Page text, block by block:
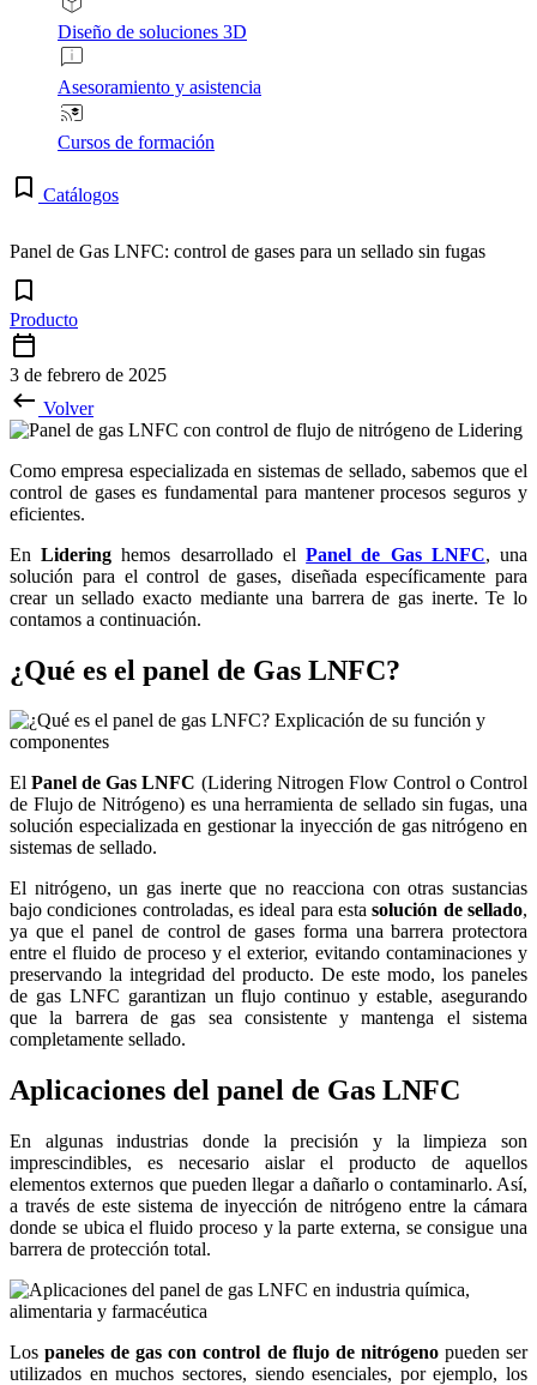
Diseño de soluciones 3D
Asesoramiento y asistencia
Cursos de formación
Catálogos
Panel de Gas LNFC: control de gases para un sellado sin fugas
Producto
3 de febrero de 2025
Volver
Como empresa especializada en sistemas de sellado, sabemos que el
control de gases es fundamental para mantener procesos seguros y
eficientes.
EnLidering hemos desarrollado elPanel de Gas LNFC, una
solución para el control de gases, diseñada específicamente para
crear un sellado exacto mediante una barrera de gas inerte. Te lo
contamos a continuación.
¿Qué es el panel de Gas LNFC?
ElPanel de Gas LNFC (Lidering Nitrogen Flow Control o Control
de Flujo de Nitrógeno) es una herramienta de sellado sin fugas, una
solución especializada en gestionar la inyección de gas nitrógeno en
sistemas de sellado.
El nitrógeno, un gas inerte que no reacciona con otras sustancias
bajo condiciones controladas, es ideal para estasolución de sellado,
ya que el panel de control de gases forma una barrera protectora
entre el fluido de proceso y el exterior, evitando contaminaciones y
preservando la integridad del producto. De este modo, los paneles
de gas LNFC garantizan un flujo continuo y estable, asegurando
que la barrera de gas sea consistente y mantenga el sistema
completamente sellado.
Aplicaciones del panel de Gas LNFC
En algunas industrias donde la precisión y la limpieza son
imprescindibles, es necesario aislar el producto de aquellos
elementos externos que pueden llegar a dañarlo o contaminarlo. Así,
a través de este sistema de inyección de nitrógeno entre la cámara
donde se ubica el fluido proceso y la parte externa, se consigue una
barrera de protección total.
Lospaneles de gas con control de flujo de nitrógenopueden ser
utilizados en muchos sectores, siendo esenciales, por ejemplo, los